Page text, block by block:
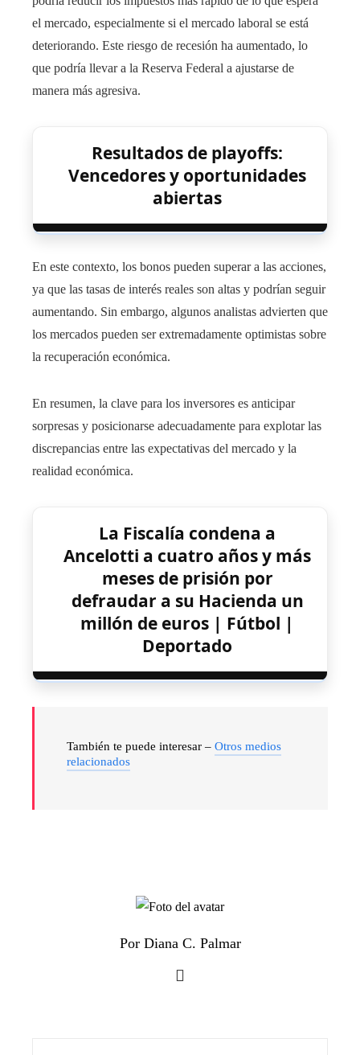
el mercado, especialmente si el mercado laboral se está
deteriorando. Este riesgo de recesión ha aumentado, lo
que podría llevar a la Reserva Federal a ajustarse de
manera más agresiva.
Resultados de playoffs:
Vencedores y oportunidades
abiertas
En este contexto, los bonos pueden superar a las acciones,
ya que las tasas de interés reales son altas y podrían seguir
aumentando. Sin embargo, algunos analistas advierten que
los mercados pueden ser extremadamente optimistas sobre
la recuperación económica.
En resumen, la clave para los inversores es anticipar
sorpresas y posicionarse adecuadamente para explotar las
discrepancias entre las expectativas del mercado y la
realidad económica.
La Fiscalía condena a
Ancelotti a cuatro años y más
meses de prisión por
defraudar a su Hacienda un
millón de euros | Fútbol |
Deportado
También te puede interesar – Otros medios
relacionados
Por Diana C. Palmar